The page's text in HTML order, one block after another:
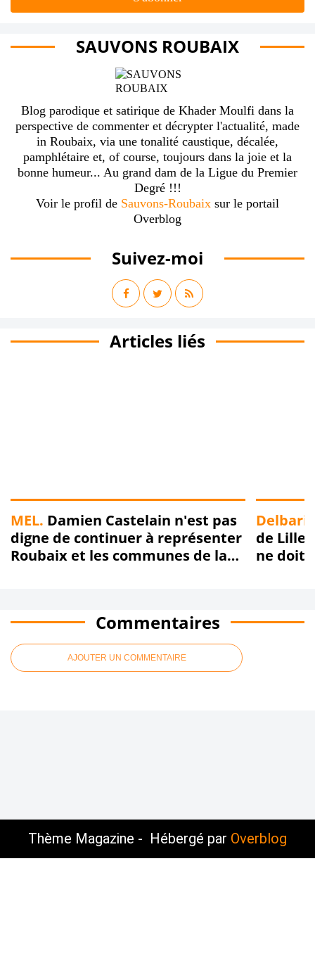
SAUVONS ROUBAIX
Blog parodique et satirique de Khader Moulfi dans la
perspective de commenter et décrypter l'actualité, made
in Roubaix, via une tonalité caustique, décalée,
pamphlétaire et, of course, toujours dans la joie et la
bonne humeur... Au grand dam de la Ligue du Premier
Degré !!!
Voir le profil de Sauvons-Roubaix sur le portail
Overblog
Suivez-moi
Articles liés
MEL. Damien Castelain n'est pas
digne de continuer à représenter
Roubaix et les communes de la
de Lille
ne doit
Commentaires
AJOUTER UN COMMENTAIRE
Thème Magazine - Hébergé par Overblog